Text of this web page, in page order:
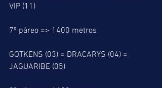
VIP (11)
7º páreo => 1400 metros
GOTKENS (03) = DRACARYS (04) =
JAGUARIBE (05)